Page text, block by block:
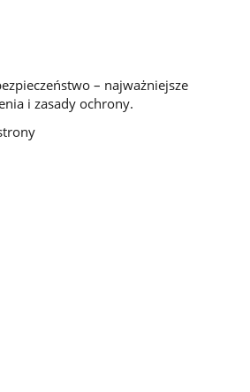
– najważniejsze
i zasady ochrony.